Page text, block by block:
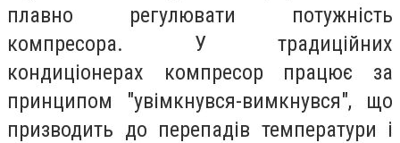
плавно регулювати потужність
компресора. У традиційних
кондиціонерах компресор працює за
принципом "увімкнувся-вимкнувся", що
призводить до перепадів температури і